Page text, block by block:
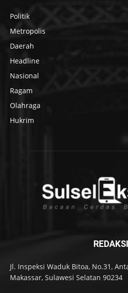
Politik
Metropolis
Daerah
Headline
Nasional
Ragam
Olahraga
Hukrim
REDAKSI
Jl. Inspeksi Waduk Bitoa, No.31,
Makassar, Sulawesi Selatan 90234